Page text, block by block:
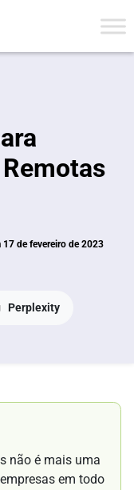
17 de fevereiro de 2023
Perplexity
não é mais uma
em todo